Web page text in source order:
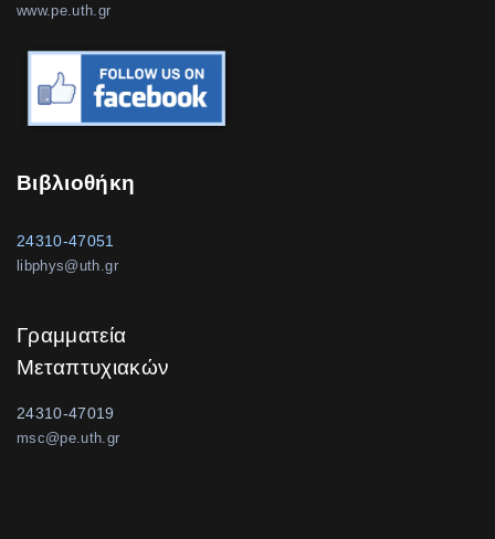
www.pe.uth.gr
Βιβλιοθήκη
24310-47051
libphys@uth.gr
Γραμματεία
Μεταπτυχιακών
24310-47019
msc@pe.uth.gr